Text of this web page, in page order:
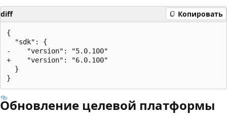
diff Копировать
{
  "sdk": {
-    "version": "5.0.100"
+    "version": "6.0.100"
  }
Обновление целевой платформы